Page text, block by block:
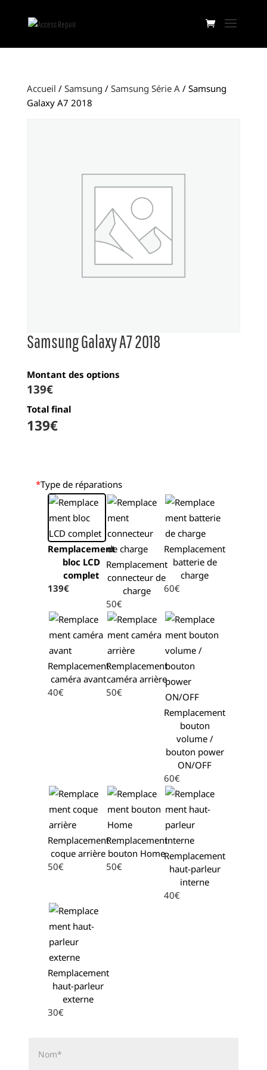
Accueil / Samsung / Samsung Série A/ Samsung
Galaxy A7 2018
Samsung Galaxy A7 2018
Montant des options
139€
Total final
139€
*Type de réparations
Remplacement
bloc LCD
complet
139€
Remplacement
connecteur de
charge
50€
Remplacement
batterie de
charge
60€
Remplacement
caméra avant
40€
Remplacement
caméra arrière
50€
Remplacement
bouton
volume /
bouton power
ON/OFF
60€
Remplacement
coque arrière
50€
Remplacement
bouton Home
50€
Remplacement
haut-parleur
interne
40€
Remplacement
haut-parleur
externe
30€